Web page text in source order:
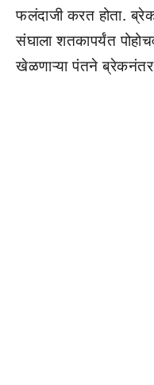
फलंदाजी करत होता.
संघाला शतकापर्यंत
खेळणाऱ्या पंतने